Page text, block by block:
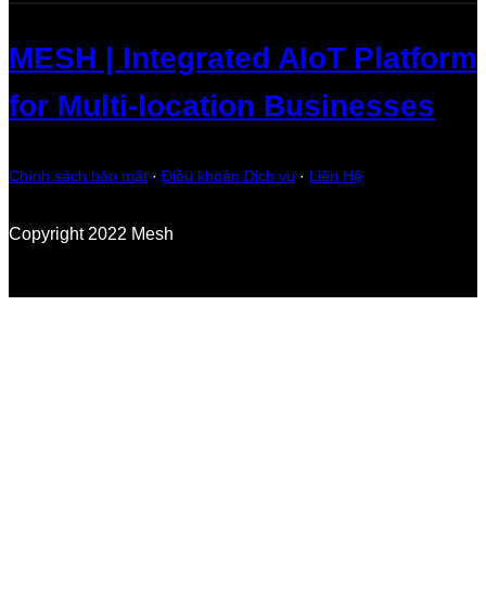
MESH | Integrated AIoT Platform
for Multi-location Businesses
Chính sách bảo mật · Điều khoản Dịch vụ · Liên Hệ
Copyright 2022 Mesh